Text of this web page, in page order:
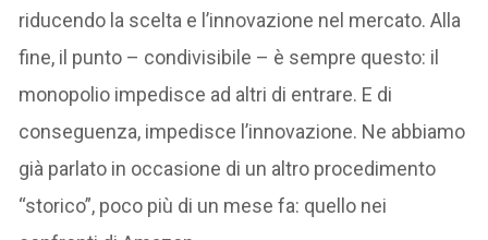
riducendo la scelta e l’innovazione nel mercato. Alla
fine, il punto – condivisibile – è sempre questo: il
monopolio impedisce ad altri di entrare. E di
conseguenza, impedisce l’innovazione. Ne abbiamo
già parlato in occasione di un altro procedimento
“storico”, poco più di un mese fa: quello nei